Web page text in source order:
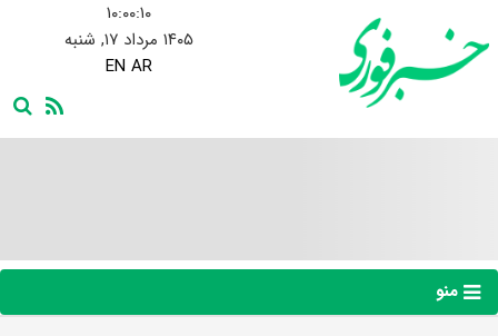
۱۰:۰۰:۱۱
۱۴۰۵ مرداد ۱۷, شنبه
EN AR
منو